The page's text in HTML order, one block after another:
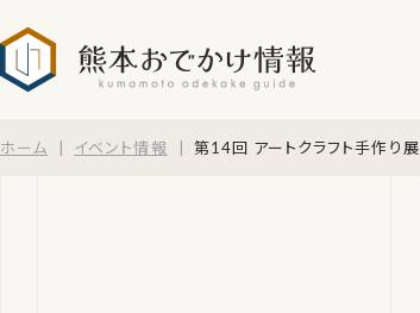
ホーム イベント情報 第14回 アートクラフト手作り展